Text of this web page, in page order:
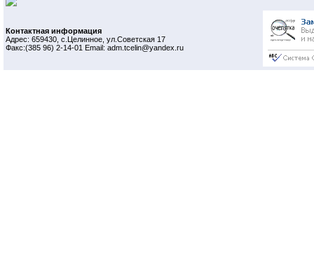
Контактная информация
Адрес: 659430, с.Целинное, ул.Советская 17
Факс:(385 96) 2-14-01 Email: adm.tcelin@yandex.ru